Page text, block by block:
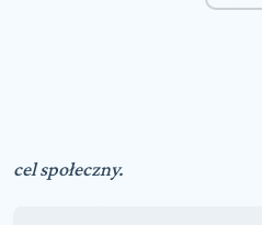
cel społeczny.